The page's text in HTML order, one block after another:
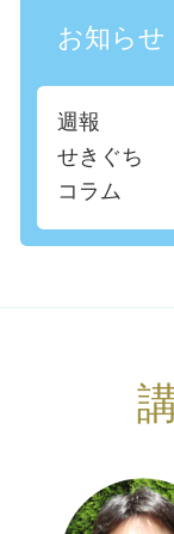
お知らせ
週報
せきぐち
コラム